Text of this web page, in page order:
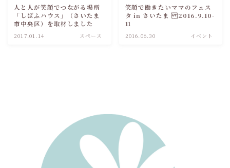
人と人が笑顔でつながる場所
「しばふハウス」（さいたま
市中央区）を取材しました
2017.01.14 スペース
笑顔で働きたいママのフェス
タ in さいたま 2016.9.10-
11
2016.06.30 イベント